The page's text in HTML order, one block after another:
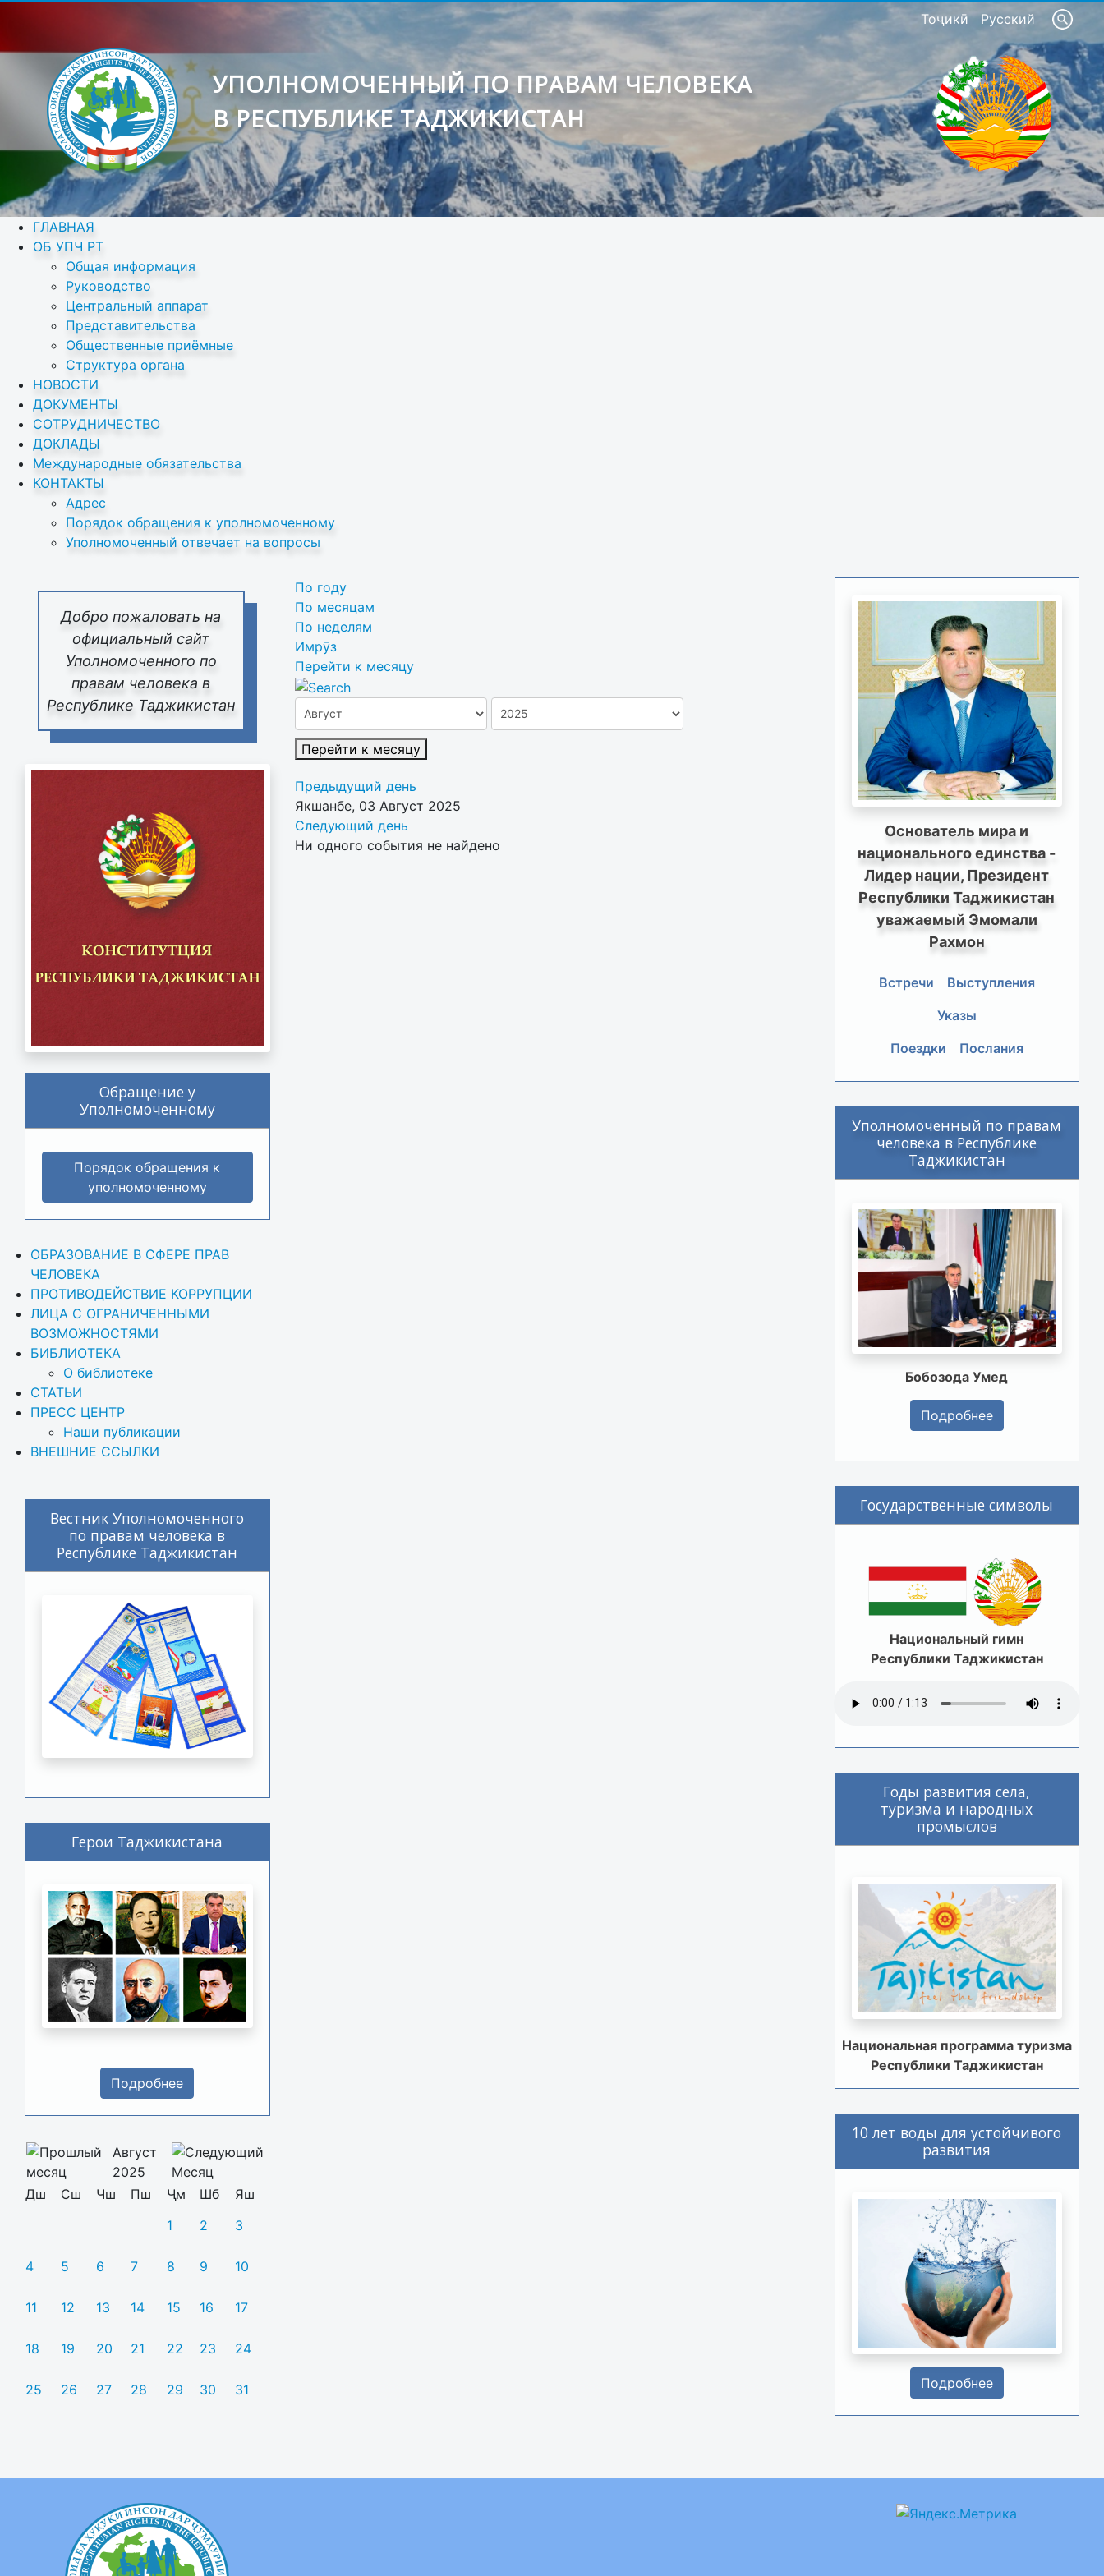
Тоҷикӣ Русский
УПОЛНОМОЧЕННЫЙ ПО ПРАВАМ ЧЕЛОВЕКА
В РЕСПУБЛИКЕ ТАДЖИКИСТАН
ГЛАВНАЯ
ОБ УПЧ РТ
Общая информация
Руководство
Центральный аппарат
Представительства
Общественные приёмные
Структура органа
НОВОСТИ
ДОКУМЕНТЫ
СОТРУДНИЧЕСТВО
ДОКЛАДЫ
Международные обязательства
КОНТАКТЫ
Адрес
Порядок обращения к уполномоченному
Уполномоченный отвечает на вопросы
Добро пожаловать на
официальный сайт
Уполномоченного по
правам человека в
Республике Таджикистан
Обращение у
Уполномоченному
Порядок обращения к
уполномоченному
ОБРАЗОВАНИЕ В СФЕРЕ ПРАВ
ЧЕЛОВЕКА
ПРОТИВОДЕЙСТВИЕ КОРРУПЦИИ
ЛИЦА С ОГРАНИЧЕННЫМИ
ВОЗМОЖНОСТЯМИ
БИБЛИОТЕКА
О библиотеке
СТАТЬИ
ПРЕСС ЦЕНТР
Наши публикации
ВНЕШНИЕ ССЫЛКИ
Вестник Уполномоченного
по правам человека в
Республике Таджикистан
Герои Таджикистана
Подробнее
Август
2025
Дш
Сш Чш Пш Ҷм Шб
Яш
1
2 3
4 5 6 7 8 9 10
11 12 13 14 15 16 17
18 19 20 21 22 23 24
25 26 27 28 29 30 31
По году
По месяцам
По неделям
Имрӯз
Перейти к месяцу
Перейти к месяцу
Предыдущий день
Якшанбе, 03 Август 2025
Следующий день
Ни одного события не найдено
Основатель мира и
национального единства -
Лидер нации, Президент
Республики Таджикистан
уважаемый Эмомали
Рахмон
Встречи
Выступления
Указы
Поездки
Послания
Уполномоченный по правам
человека в Республике
Таджикистан
Бобозода Умед
Подробнее
Государственные символы
Национальный гимн
Республики Таджикистан
Годы развития села,
туризма и народных
промыслов
Национальная программа туризма
Республики Таджикистан
10 лет воды для устойчивого
развития
Подробнее